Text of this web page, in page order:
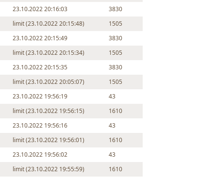
23.10.2022 20:16:03
3830
limit (23.10.2022 20:15:48)
1505
23.10.2022 20:15:49
3830
limit (23.10.2022 20:15:34)
1505
23.10.2022 20:15:35
3830
limit (23.10.2022 20:05:07)
1505
23.10.2022 19:56:19
43
limit (23.10.2022 19:56:15)
1610
23.10.2022 19:56:16
43
limit (23.10.2022 19:56:01)
1610
23.10.2022 19:56:02
43
limit (23.10.2022 19:55:59)
1610